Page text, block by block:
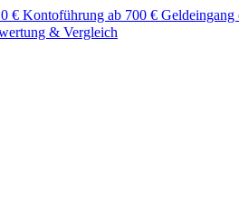
€ Kontoführung ab 700 € Geldeingang
& Vergleich